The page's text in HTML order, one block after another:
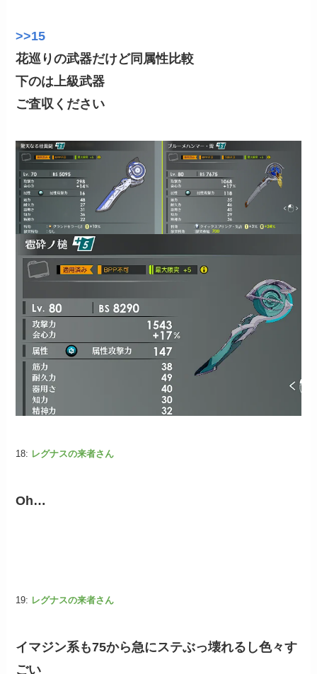
>>15
花巡りの武器だけど同属性比較
下のは上級武器
ご査収ください
18: レグナスの来者さん
Oh…
19: レグナスの来者さん
イマジン系も75から急にステぶっ壊れるし色々す
ごい